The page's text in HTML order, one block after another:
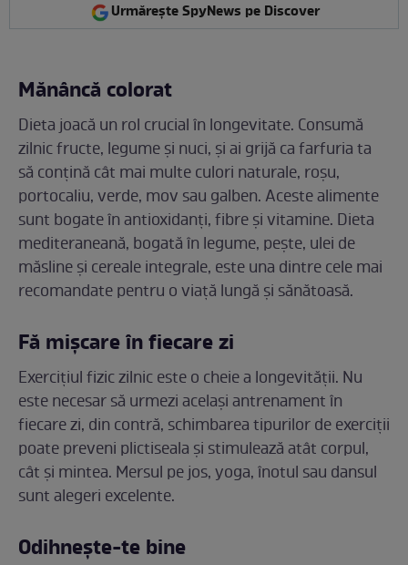
Urmărește SpyNews pe Discover
Mănâncă colorat
Dieta joacă un rol crucial în longevitate. Consumă
zilnic fructe, legume și nuci, și ai grijă ca farfuria ta
să conțină cât mai multe culori naturale, roșu,
portocaliu, verde, mov sau galben. Aceste alimente
sunt bogate în antioxidanți, fibre și vitamine. Dieta
mediteraneană, bogată în legume, pește, ulei de
măsline și cereale integrale, este una dintre cele mai
recomandate pentru o viață lungă și sănătoasă.
Fă mișcare în fiecare zi
Exercițiul fizic zilnic este o cheie a longevității. Nu
este necesar să urmezi același antrenament în
fiecare zi, din contră, schimbarea tipurilor de exerciții
poate preveni plictiseala și stimulează atât corpul,
cât și mintea. Mersul pe jos, yoga, înotul sau dansul
sunt alegeri excelente.
Odihnește-te bine